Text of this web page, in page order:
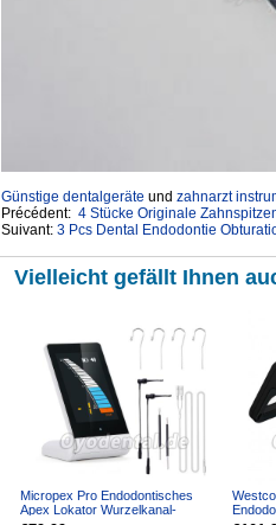
Günstige dentalgeräte ‎ und zahnarzt
Précédent: 4 Stücke Originale
Suivant: 3 Pcs Dental Endodontie
Vielleicht gefällt Ihnen
Micropex Pro Endodontisches
Apex Lokator Wurzelkanal-